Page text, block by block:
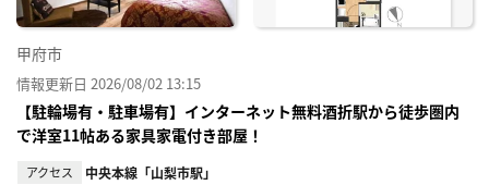
甲府市
情報更新日 2026/08/02 13:15
【駐輪場有・駐車場有】インターネット無料酒折駅から徒歩圏内
で洋室11帖ある家具家電付き部屋！
アクセス 中央本線「山梨市駅」